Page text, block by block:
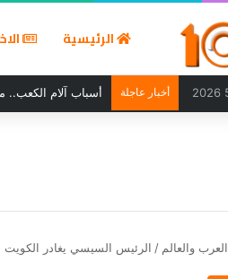
الرئيسية
أخبار عاجلة أسباب آلام الكعب..
العرب والعالم / الرئيس السيسي يغادر الكويت